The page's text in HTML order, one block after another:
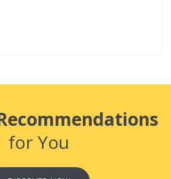
for You